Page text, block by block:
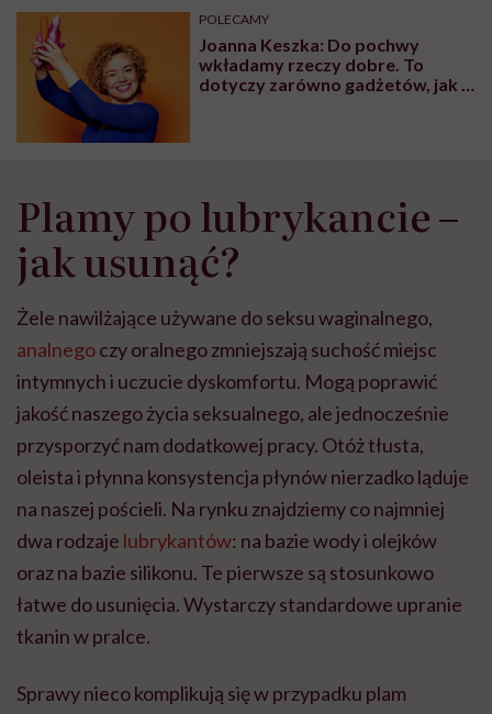
może chyba tylko
głupota i brak
wyobraźni"
pracy
POLECAMY
Joanna Keszka: Do pochwy
wkładamy rzeczy dobre. To
dotyczy zarówno gadżetów, jak i
Plamy po lubrykancie –
jak usunąć?
Żele nawilżające używane do seksu waginalnego,
analnegoczy oralnego zmniejszają suchość miejsc
intymnych i uczucie dyskomfortu. Mogą poprawić
jakość naszego życia seksualnego, ale jednocześnie
przysporzyć nam dodatkowej pracy. Otóż tłusta,
oleista i płynna konsystencja płynów nierzadko ląduje
na naszej pościeli. Na rynku znajdziemy co najmniej
dwa rodzaje lubrykantów: na bazie wody i olejków
oraz na bazie silikonu. Te pierwsze są stosunkowo
łatwe do usunięcia. Wystarczy standardowe upranie
tkanin w pralce.
Sprawy nieco komplikują się w przypadku plam